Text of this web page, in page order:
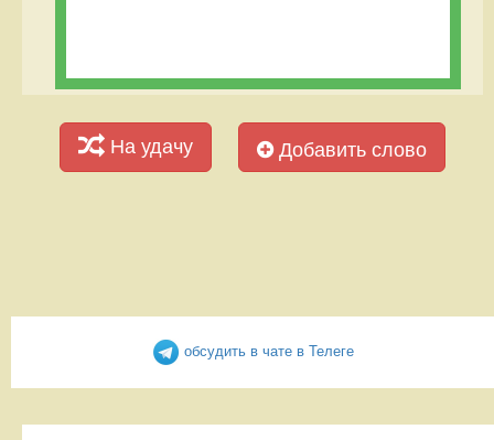
На удачу Добавить слово
обсудить в чате в Телеге